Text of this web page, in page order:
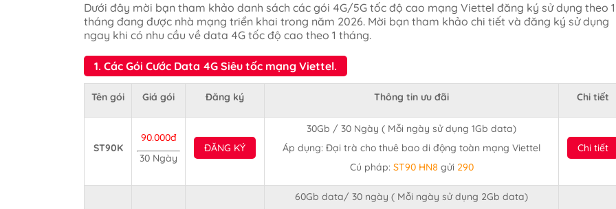
Dưới đây mời bạn tham khảo danh sách các gói 4G/5G tốc độ cao mạng Viettel đăng ký sử dụng theo 1
tháng đang được nhà mạng triển khai trong năm 2026. Mời bạn tham khảo chi tiết và đăng ký sử dụng
ngay khi có nhu cầu về data 4G tốc độ cao theo 1 tháng.
1. Các Gói Cước Data 4G Siêu tốc mạng Viettel.
Tên gói Giá gói Đăng ký Thông tin ưu đãi Chi tiết
ST90K
90.000đ
30 Ngày
ĐĂNG KÝ
30Gb / 30 Ngày ( Mỗi ngày sử dụng 1Gb data)
Áp dụng: Đại trà cho thuê bao di động toàn mạng Viettel
Cú pháp: ST90 HN8 gửi 290
Chi tiết
60Gb data/ 30 ngày ( Mỗi ngày sử dụng 2Gb data)